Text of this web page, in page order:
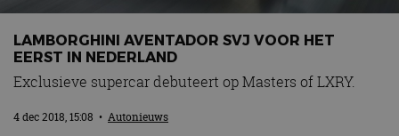
MotorRAI.nl
LAMBORGHINI AVENTADOR SVJ VOOR HET
EERST IN NEDERLAND
Exclusieve supercar debuteert op Masters of LXRY.
4 dec 2018, 15:08 • Autonieuws